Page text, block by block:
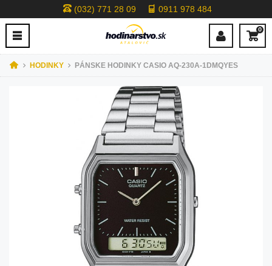
(032) 771 28 09 0911 978 484
0
HODINKY PÁNSKE HODINKY CASIO AQ-230A-1DMQYES